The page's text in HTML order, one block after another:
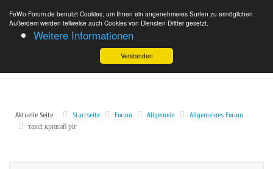
FeWo-Forum.de benutzt Cookies, um Ihnen ein angenehmeres Surfen zu ermöglichen.
Außerdem werden teilweise auch Cookies von Diensten Dritter gesetzt.
Weitere Informationen
Verstanden
Aktuelle Seite: Startseite Forum Allgemein
Allgemeines Forum
таксі кривий ріг